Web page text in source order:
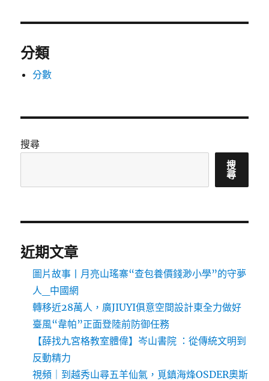
分類
分數
搜尋
搜
尋
近期文章
圖片故事丨月亮山瑤寨“查包養價錢渺小學”的守夢
人_中國網
轉移近28萬人，廣JIUYI俱意空間設計東全力做好
臺風“韋帕”正面登陸前防御任務
【薛找九宮格教室體偉】岑山書院 ：從傳統文明到
反動精力
視頻｜到越秀山尋五羊仙氣，覓鎮海烽OSDER奧斯